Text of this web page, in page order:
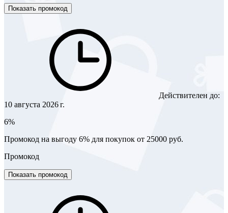
Показать промокод
Действителен до:
10 августа 2026 г.
6%
Промокод на выгоду 6% для покупок от 25000 руб.
Промокод
Показать промокод